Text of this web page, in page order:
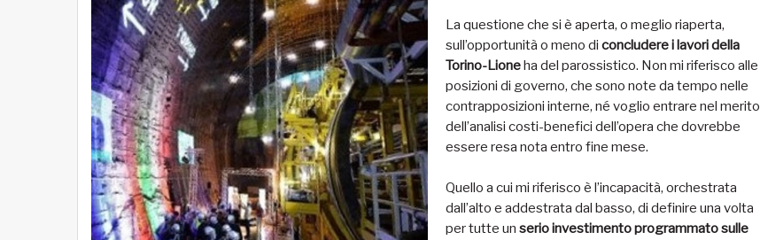
La questione che si è aperta, o meglio riaperta,
sull’opportunità o meno di concludere i lavori della
Torino-Lioneha del parossistico. Non mi riferisco alle
posizioni di governo, che sono note da tempo nelle
contrapposizioni interne, né voglio entrare nel merito
dell’analisi costi-benefici dell’opera che dovrebbe
essere resa nota entro fine mese.
Quello a cui mi riferisco è l’incapacità, orchestrata
dall’alto e addestrata dal basso, di definire una volta
per tutte un serio investimento programmato sulle